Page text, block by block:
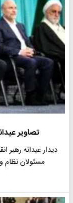
تصاویر
دیدار عیدانه رهبر
مسئولان